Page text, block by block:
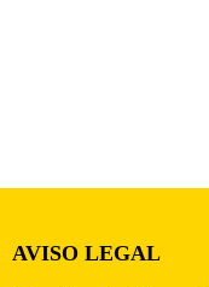
AVISO LEGAL